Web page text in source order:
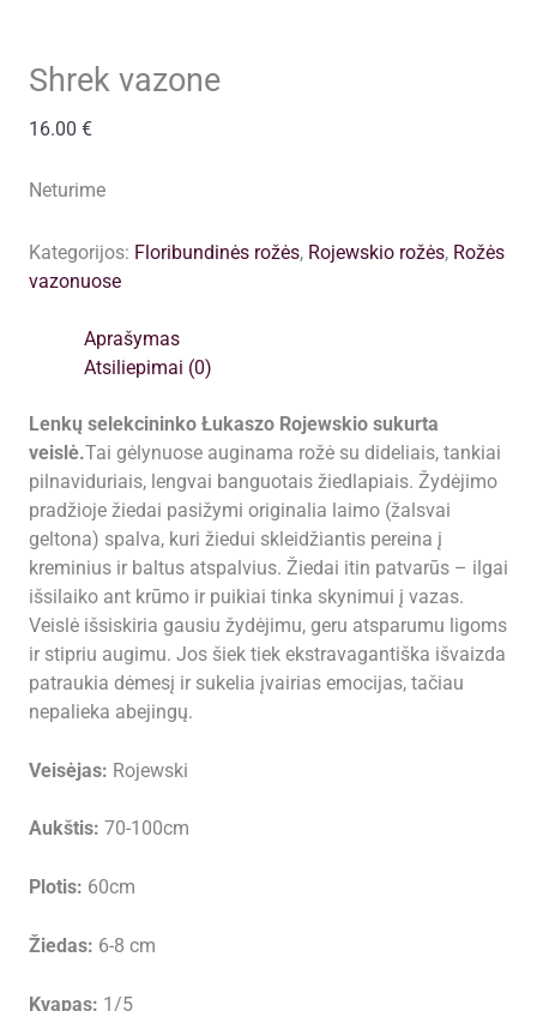
Shrek vazone
16.00 €
Neturime
Kategorijos: Floribundinės rožės, Rojewskio rožės, Rožės
vazonuose
Aprašymas
Atsiliepimai (0)
Lenkų selekcininko Łukaszo Rojewskio sukurta
veislė.Tai gėlynuose auginama rožė su dideliais, tankiai
pilnaviduriais, lengvai banguotais žiedlapiais. Žydėjimo
pradžioje žiedai pasižymi originalia laimo (žalsvai
geltona) spalva, kuri žiedui skleidžiantis pereina į
kreminius ir baltus atspalvius. Žiedai itin patvarūs – ilgai
išsilaiko ant krūmo ir puikiai tinka skynimui į vazas.
Veislė išsiskiria gausiu žydėjimu, geru atsparumu ligoms
ir stipriu augimu. Jos šiek tiek ekstravagantiška išvaizda
patraukia dėmesį ir sukelia įvairias emocijas, tačiau
nepalieka abejingų.
Veisėjas: Rojewski
Aukštis: 70-100cm
Plotis: 60cm
Žiedas: 6-8 cm
Kvapas: 1/5